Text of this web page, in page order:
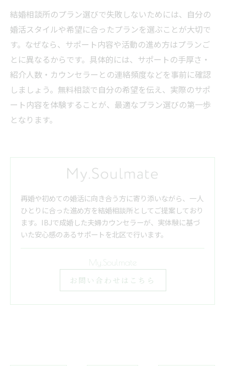
結婚相談所のプラン選びで失敗しないためには、自分の
婚活スタイルや希望に合ったプランを選ぶことが大切で
す。なぜなら、サポート内容や活動の進め方はプランご
とに異なるからです。具体的には、サポートの手厚さ・
紹介人数・カウンセラーとの連絡頻度などを事前に確認
しましょう。無料相談で自分の希望を伝え、実際のサポ
ート内容を体験することが、最適なプラン選びの第一歩
となります。
再婚や初めての婚活に向き合う方に寄り添いながら、一人
ひとりに合った進め方を結婚相談所としてご提案しており
ます。IBJで成婚した夫婦カウンセラーが、実体験に基づ
いた安心感のあるサポートを北区で行います。
My.Soulmate
お問い合わせはこちら